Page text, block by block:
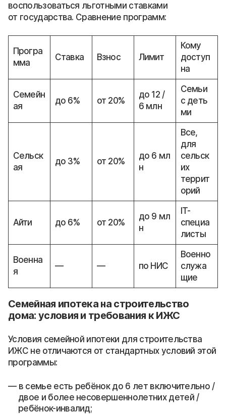
воспользоваться льготными ставками
от государства. Сравнение программ:
Програ
мма
Ставка Взнос Лимит
Кому
доступ
на
Семейн
ая
до 6% от 20%
до 12 /
6 млн
Семьи
с деть
ми
Сельск
ая
до 3% от 20%
до 6 мл
н
Все,
для
сельск
их
террит
орий
Айти до 6% от 20%
до 9 мл
н
IT-
специа
листы
Военна
я
— — по НИС
Военно
служа
щие
Семейная ипотека на строительство
дома: условия и требования к ИЖС
Условия семейной ипотеки для строительства
ИЖС не отличаются от стандартных условий этой
программы:
в семье есть ребёнок до 6 лет включительно /
двое и более несовершеннолетних детей /
ребёнок-инвалид;